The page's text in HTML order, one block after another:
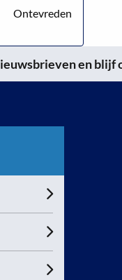
Ontevreden
en blijf